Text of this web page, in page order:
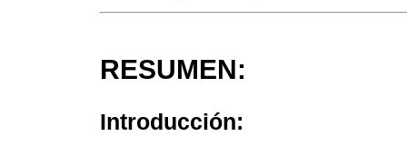
RESUMEN:
Introducción: